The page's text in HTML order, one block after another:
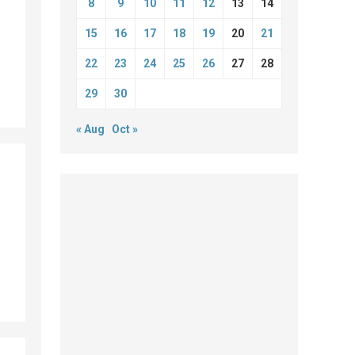
8 9 10 11 12 13 14
15 16 17 18 19 20 21
22 23 24 25 26 27 28
29 30
« Aug Oct »